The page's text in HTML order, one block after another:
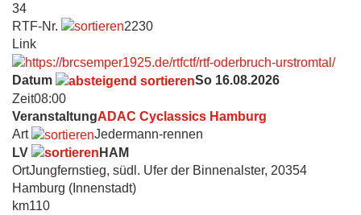
34
RTF-Nr.
2230
Link
Datum
So 16.08.2026
Zeit08:00
VeranstaltungADAC Cyclassics Hamburg
Art
Jedermann-rennen
LV
HAM
OrtJungfernstieg, südl. Ufer der Binnenalster, 20354
Hamburg (Innenstadt)
km110